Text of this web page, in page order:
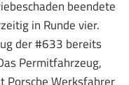
beendete
in Runde vier.
der #633 bereits
Permitfahrzeug,
Porsche Werksfahrer